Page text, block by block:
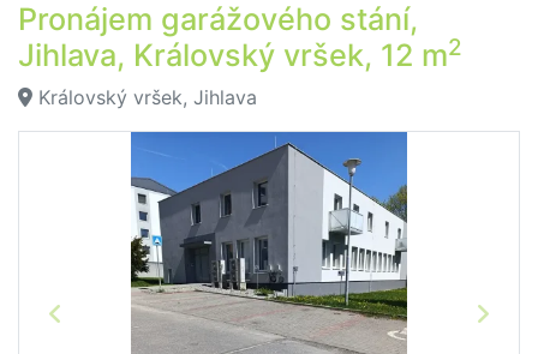
Pronájem garážového stání,
Jihlava, Královský vršek, 12 m2
Královský vršek, Jihlava
Předchozí Další